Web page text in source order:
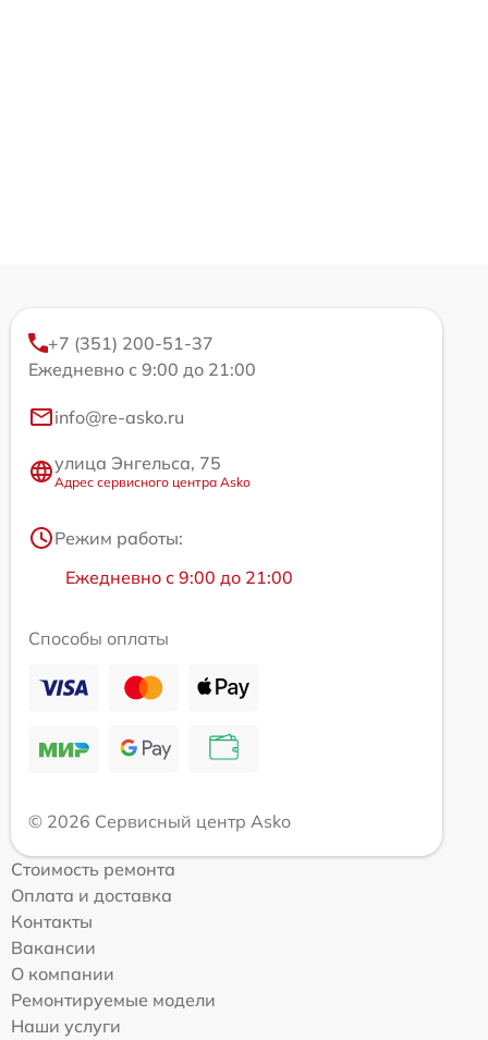
+7 (351) 200-51-37
Ежедневно с 9:00 до 21:00
info@re-asko.ru
улица Энгельса, 75
Адрес сервисного центра Asko
Режим работы:
Ежедневно с 9:00 до 21:00
Способы оплаты
© 2026 Сервисный центр Asko
Стоимость ремонта
Оплата и доставка
Контакты
Вакансии
О компании
Ремонтируемые модели
Наши услуги